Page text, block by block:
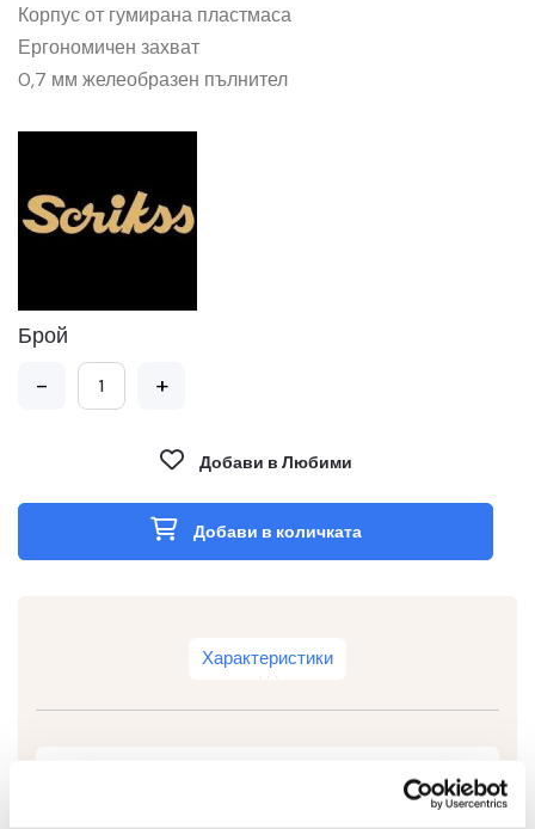
Корпус от гумирана пластмаса
Ергономичен захват
0,7 мм желеобразен пълнител
Брой
- +
Добави в Любими
Добави в количката
Характеристики
Автоматична